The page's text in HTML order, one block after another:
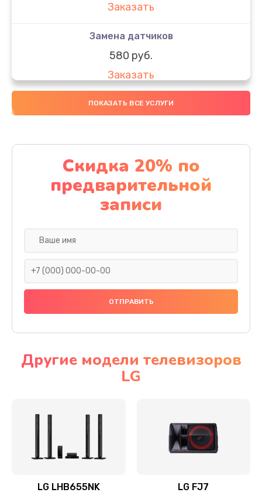
Заказать
Замена датчиков
580 руб.
Заказать
Комплексная чистка
Заказать
Замена дисплея (экрана)
2000 руб.
Заказать
Ремонт платы электроники
Прошивка
Ремонт механики привода
Ремонт / замена кнопок, клавиш, индикаторов,
ПОКАЗАТЬ ВСЕ УСЛУГИ
Скидка 20% по
предварительной
записи
Другие модели телевизоров
LG
LG LHB655NK LG FJ7